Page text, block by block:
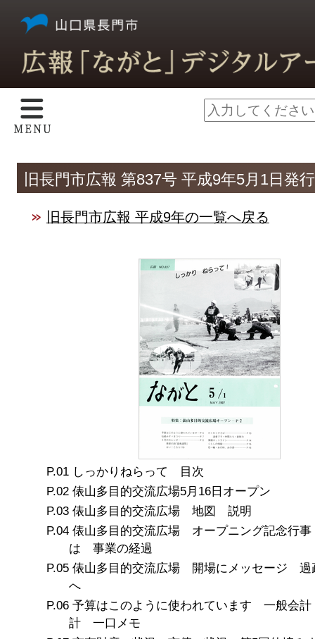
旧長門市広報 第837号 平成9年5月1日発行
旧長門市広報 平成9年の一覧へ戻る
しっかりねらって 目次
俵山多目的交流広場5月16日オープン
俵山多目的交流広場 地図 説明
俵山多目的交流広場 オープニング記念行
は 事業の経過
俵山多目的交流広場 開場にメッセージ 過
へ
予算はこのように使われています 一般会
計 一口メモ